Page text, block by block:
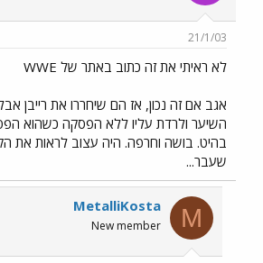
21/1/03
לא ראיתי את זה כתוב באתר של WWE
אגב אם זה נכון, אז הם שיחררו את רייבן
השיער ולרדת עליו ללא הפסקה כשהוא
בהיט. בושה וחרפה. היה עצוב לראות את
שעבר...
M
MetalliKosta
New member